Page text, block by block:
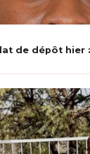
de dépôt hier